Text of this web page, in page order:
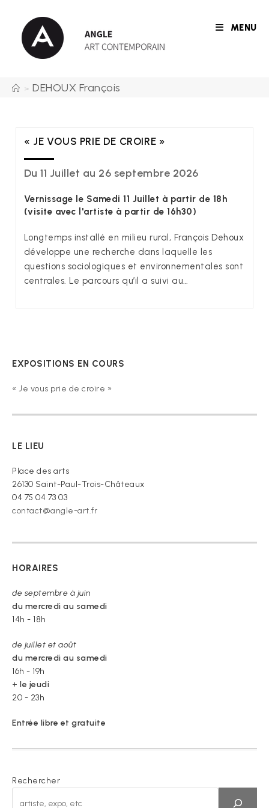
content
MENU
> DEHOUX François
« JE VOUS PRIE DE CROIRE »
Du 11 Juillet au 26 septembre 2026
Vernissage le Samedi 11 Juillet à partir de 18h
(visite avec l'artiste à partir de 16h30)
Longtemps installé en milieu rural, François Dehoux
développe une recherche dans laquelle les
questions sociologiques et environnementales sont
centrales. Le parcours qu’il a suivi au…
EXPOSITIONS EN COURS
« Je vous prie de croire »
LE LIEU
Place des arts
26130 Saint-Paul-Trois-Châteaux
04 75 04 73 03
contact@angle-art.fr
HORAIRES
de septembre à juin
du mercredi au samedi
14h - 18h
de juillet et août
du mercredi au samedi
16h - 19h
+ le jeudi
20 - 23h
Entrée libre et gratuite
Rechercher